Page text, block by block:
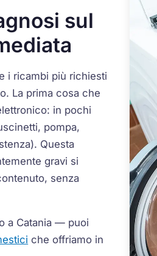
sul
i ricambi più richiesti
La prima cosa che
in pochi
pompa,
Questa
gravi si
senza
a Catania — puoi
che offriamo in